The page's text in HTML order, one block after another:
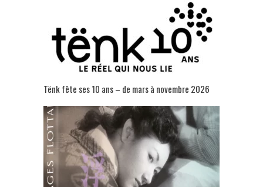
Tënk fête ses 10 ans – de mars à novembre 2026